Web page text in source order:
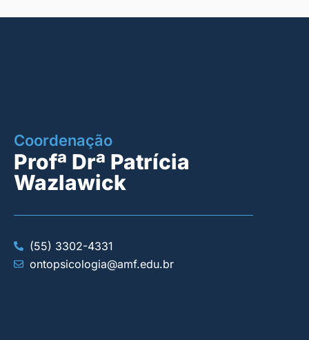
Coordenação
Profª Drª Patrícia
Wazlawick
(55) 3302-4331
ontopsicologia@amf.edu.br